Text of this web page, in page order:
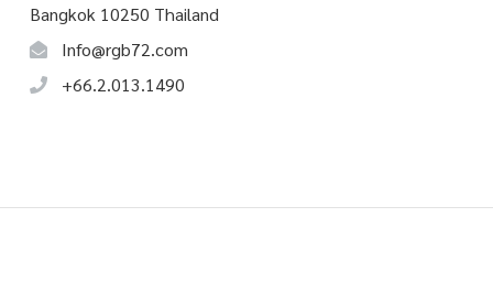
Bangkok 10250 Thailand
Info@rgb72.com
+66.2.013.1490